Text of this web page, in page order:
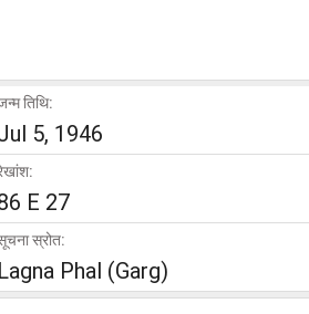
तिथि:
5, 1946
E 27
स्रोत:
Lagna Phal (Garg)